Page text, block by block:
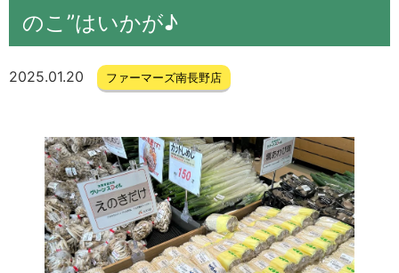
のこ”はいかが♪
2025.01.20 ファーマーズ南長野店